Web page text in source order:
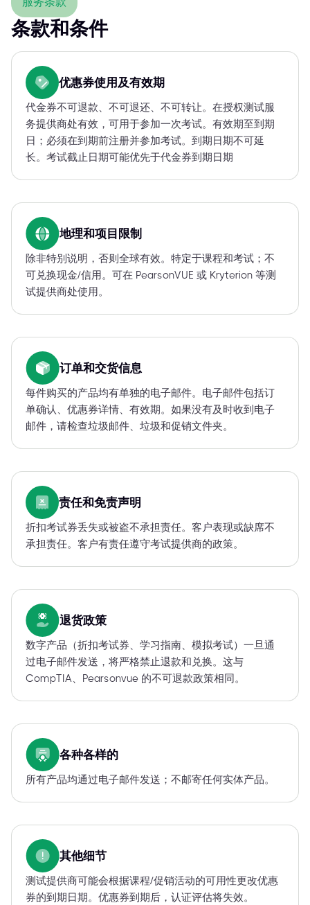
条款和条件
优惠券使用及有效期
代金券不可退款、不可退还、不可转让。在授权测试服
务提供商处有效，可用于参加一次考试。有效期至到期
日；必须在到期前注册并参加考试。到期日期不可延
长。考试截止日期可能优先于代金券到期日期
地理和项目限制
除非特别说明，否则全球有效。特定于课程和考试；不
可兑换现金/信用。可在 PearsonVUE 或 Kryterion 等测
试提供商处使用。
订单和交货信息
每件购买的产品均有单独的电子邮件。电子邮件包括订
单确认、优惠券详情、有效期。如果没有及时收到电子
邮件，请检查垃圾邮件、垃圾和促销文件夹。
责任和免责声明
折扣考试券丢失或被盗不承担责任。客户表现或缺席不
承担责任。客户有责任遵守考试提供商的政策。
退货政策
数字产品（折扣考试券、学习指南、模拟考试）一旦通
过电子邮件发送，将严格禁止退款和兑换。这与
CompTIA、Pearsonvue 的不可退款政策相同。
各种各样的
所有产品均通过电子邮件发送；不邮寄任何实体产品。
其他细节
测试提供商可能会根据课程/促销活动的可用性更改优惠
券的到期日期。优惠券到期后，认证评估将失效。